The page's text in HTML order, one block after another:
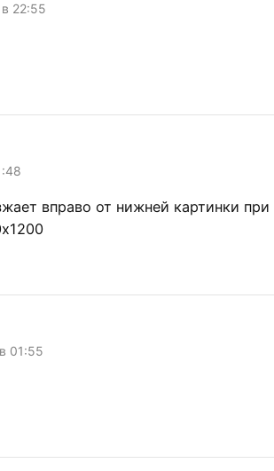
22:55
вправо от нижней картинки при
01:55